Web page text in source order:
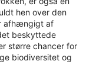
hen over den
afhængigt af
beskyttede
større chancer for
biodiversitet og